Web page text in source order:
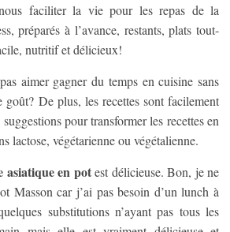
faciliter la vie pour les repas de la
préparés à l’avance, restants, plats tout-
nutritif et délicieux!
aimer gagner du temps en cuisine sans
De plus, les recettes sont facilement
pour transformer les recettes en
lactose, végétarienne ou végétalienne.
asiatique en potest délicieuse. Bon, je ne
Masson car j’ai pas besoin d’un lunch à
substitutions n’ayant pas tous les